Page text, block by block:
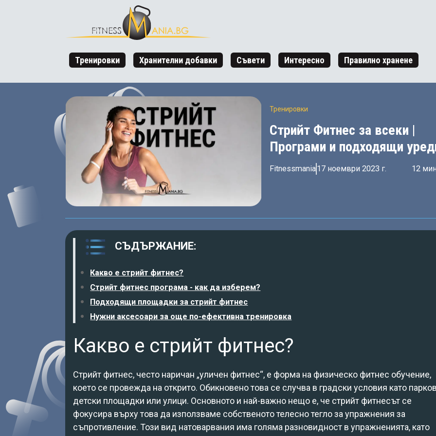
Тренировки Хранителни добавки Съвети Интересно Правилно хранене
Тренировки
Стрийт Фитнес за всеки |
Програми и подходящи
Fitnessmania17 ноември 2023 г. 12
СЪДЪРЖАНИЕ:
Какво е стрийт фитнес?
Стрийт фитнес програма - как да изберем?
Подходящи площадки за стрийт фитнес
Нужни аксесоари за още по-ефективна тренировка
Какво е стрийт фитнес?
Стрийт фитнес, често наричан „уличен фитнес“, е форма на физическо фитнес обучение,
което се провежда на открито. Обикновено това се случва в градски условия като
детски площадки или улици. Основното и най-важно нещо е, че стрийт фитнесът се
фокусира върху това да използваме собственото телесно тегло за упражнения за
съпротивление. Този вид натоварвания има голяма разновидност в упражненията, като